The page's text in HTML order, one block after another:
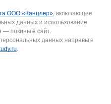
ООО «Канцлер», включающее
данных и использование
— покиньте сайт.
данных направьте
.